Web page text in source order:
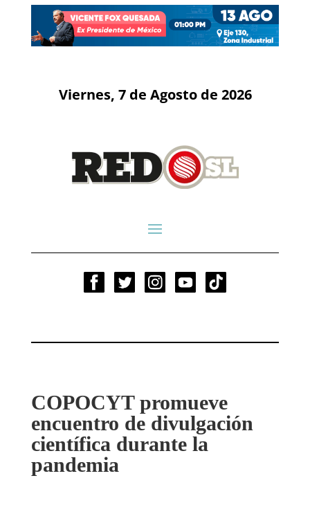
Viernes, 7 de Agosto de 2026
COPOCYT promueve
encuentro de divulgación
científica durante la
pandemia